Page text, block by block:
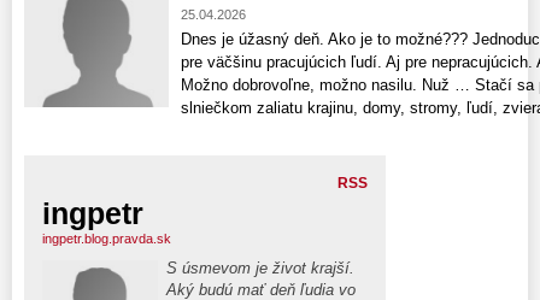
25.04.2026
Dnes je úžasný deň. Ako je to možné???
pre väčšinu pracujúcich ľudí. Aj pre
Možno dobrovoľne, možno nasilu. Nuž … Stačí
slniečkom zaliatu krajinu, domy, stromy, ľudí,
RSS
ingpetr
ingpetr.blog.pravda.sk
S úsmevom je život krajší.
Aký budú mať deň ľudia vo